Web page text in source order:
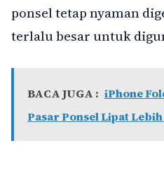
ponsel tetap nyaman
terlalu besar untuk
BACA JUGA : iPhone
Pasar Ponsel Lipat Lebih